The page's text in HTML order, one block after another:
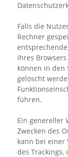
Falls die
Rechner
ihres
können in den
gelöscht
führen.
Ein genereller
Zwecken des
kann bei einer
des Trackings,